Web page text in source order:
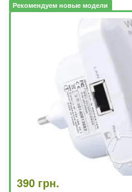
Рекомендуем новые модели
390 грн.